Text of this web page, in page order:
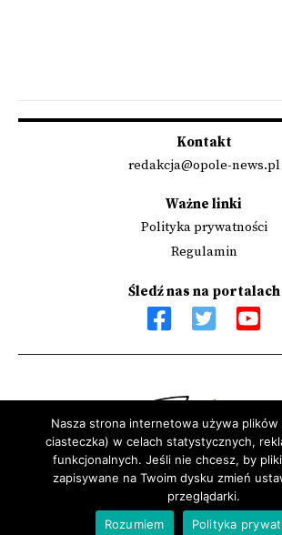
Kontakt
redakcja@opole-news.pl
Ważne linki
Polityka prywatności
Regulamin
Śledź nas na portalach
Sfinansowano przez Narodowy Instytut
Rozwoju Społeczeństwa Obywatelskiego ze
Rozwoju Organizacji Obywatelskich na lata
Nasza strona internetowa używa
ciasteczka) w celach statystycznych,
funkcjonalnych. Jeśli nie chcesz, by
zapisywane na Twoim dysku zmień
przeglądarki.
Rozumiem
Polityka